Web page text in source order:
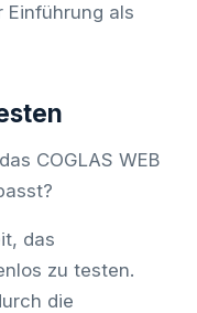
Einführung als
COGLAS WEB
das
zu testen.
die